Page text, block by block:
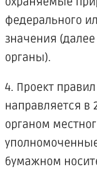
федерального
значения
органы).
4. Проект
направляется в
органом
бумажном